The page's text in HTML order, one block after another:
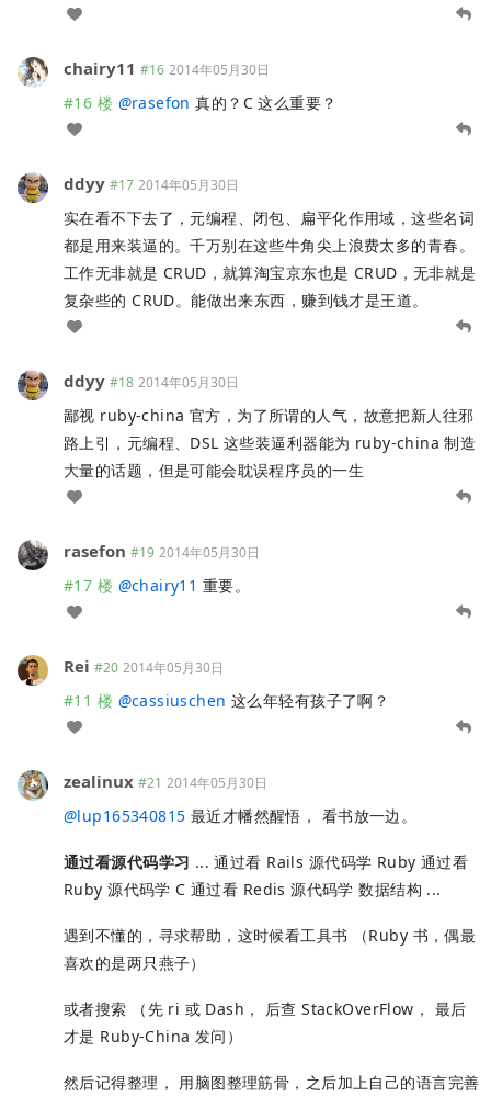
chairy11 #16 2014年05月30日
#16 楼 @rasefon 真的？C 这么重要？
ddyy #17 2014年05月30日
实在看不下去了，元编程、闭包、扁平化作用域，这些名词
都是用来装逼的。千万别在这些牛角尖上浪费太多的青春。
工作无非就是 CRUD，就算淘宝京东也是 CRUD，无非就是
复杂些的 CRUD。能做出来东西，赚到钱才是王道。
ddyy #18 2014年05月30日
鄙视 ruby-china 官方，为了所谓的人气，故意把新人往邪
路上引，元编程、DSL 这些装逼利器能为 ruby-china 制造
大量的话题，但是可能会耽误程序员的一生
rasefon #19 2014年05月30日
#17 楼 @chairy11 重要。
Rei #20 2014年05月30日
#11 楼 @cassiuschen 这么年轻有孩子了啊？
zealinux #21 2014年05月30日
@lup165340815 最近才幡然醒悟， 看书放一边。
通过看源代码学习 ... 通过看 Rails 源代码学 Ruby 通过看
Ruby 源代码学 C 通过看 Redis 源代码学 数据结构 ...
遇到不懂的，寻求帮助，这时候看工具书 （Ruby 书，偶最
喜欢的是两只燕子）
或者搜索 （先 ri 或 Dash， 后查 StackOverFlow， 最后
才是 Ruby-China 发问）
然后记得整理， 用脑图整理筋骨，之后加上自己的语言完善